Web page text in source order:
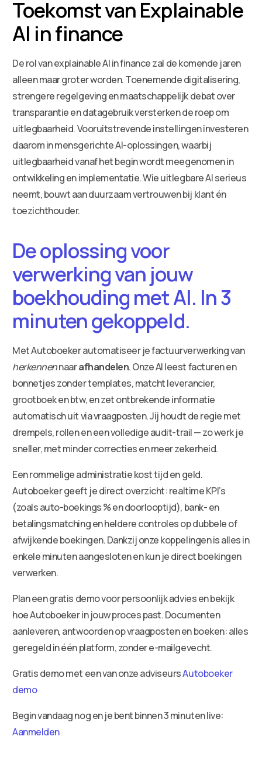
Toekomst van Explainable
AI in finance
De rol van explainable AI in finance zal de komende jaren
alleen maar groter worden. Toenemende digitalisering,
strengere regelgeving en maatschappelijk debat over
transparantie en datagebruik versterken de roep om
uitlegbaarheid. Vooruitstrevende instellingen investeren
daarom in mensgerichte AI-oplossingen, waarbij
uitlegbaarheid vanaf het begin wordt meegenomen in
ontwikkeling en implementatie. Wie uitlegbare AI serieus
neemt, bouwt aan duurzaam vertrouwen bij klant én
toezichthouder.
De oplossing voor
verwerking van jouw
boekhouding met AI. In 3
minuten gekoppeld.
Met Autoboeker automatiseer je factuurverwerking van
herkennennaarafhandelen. Onze AI leest facturen en
bonnetjes zonder templates, matcht leverancier,
grootboek en btw, en zet ontbrekende informatie
automatisch uit via vraagposten. Jij houdt de regie met
drempels, rollen en een volledige audit-trail — zo werk je
sneller, met minder correcties en meer zekerheid.
Een rommelige administratie kost tijd en geld.
Autoboeker geeft je direct overzicht: realtime KPI’s
(zoals auto-boekings % en doorlooptijd), bank- en
betalingsmatching en heldere controles op dubbele of
afwijkende boekingen. Dankzij onze koppelingen is alles in
enkele minuten aangesloten en kun je direct boekingen
verwerken.
Plan een gratis demo voor persoonlijk advies en bekijk
hoe Autoboeker in jouw proces past. Documenten
aanleveren, antwoorden op vraagposten en boeken: alles
geregeld in één platform, zonder e-mailgevecht.
Gratis demo met een van onze adviseursAutoboeker
demo
Begin vandaag nog en je bent binnen 3 minuten live:
Aanmelden